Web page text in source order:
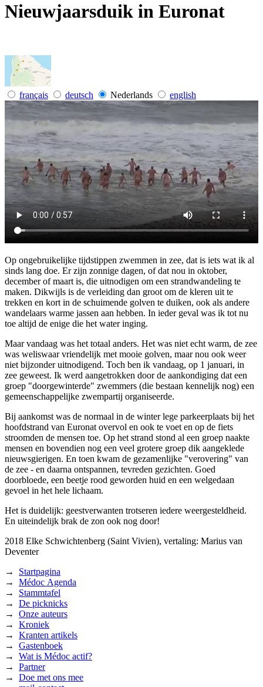
Nieuwjaarsduik in Euronat
français deutsch Nederlands english
Op ongebruikelijke tijdstippen zwemmen in zee, dat is iets wat ik al
sinds lang doe. Er zijn zonnige dagen, of dat nou in oktober,
december of maart is, die uitnodigen om een strandwandeling te
maken. Dikwijls is de verleiding dan groot om de kleren uit te
trekken en kort in de schuimende golven te duiken, ook als andere
wandelaars warme jassen aan hebben. In ieder geval was ik tot nu
toe altijd de enige die het water inging.
Maar vandaag was het totaal anders. Het was niet echt warm, de zee
was weliswaar vriendelijk met mooie golven, maar nou ook weer
niet bijzonder uitnodigend. Toch ben ik vandaag, op 1 januari, in
zee geweest. Ik werd aangetrokken door de aankondiging dat een
groep "doorgewinterde" zwemmers (die bestaan kennelijk nog) een
gemeenschappelijke zwempartij organiseerde.
Bij aankomst was de normaal in de winter lege parkeerplaats bij het
hoofdstrand van Euronat overvol en ook te voet en op de fiets
stroomden de mensen toe. Op het strand stond al een groep naakte
mensen en bovendien nog een veel grotere groep dik aangeklede
nieuwsgierigen. En toen kwam de gezamenlijke "verovering" van
de zee - en daarna ontspannen, tevreden gezichten. Goed
doorbloede, een beetje rood geworden huid en een welgedaan
gevoel in het hele lichaam.
Het is duidelijk: geestverwanten trotseren iedere weergesteldheid.
En uiteindelijk brak de zon ook nog door!
2018 Elke Schwichtenberg (Saint Vivien), vertaling: Marius van
Deventer
→ Startpagina
→ Médoc Agenda
→ Stammtafel
→ De picknicks
→ Onze auteurs
→ Kroniek
→ Kranten artikels
→ Gastenboek
→ Wat is Médoc actif?
→ Partner
→ Doe met ons mee